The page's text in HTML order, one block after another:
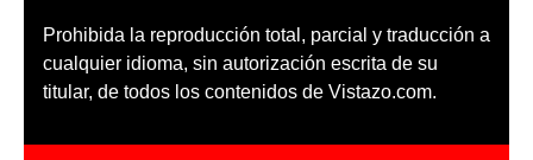
Prohibida la reproducción total, parcial y traducción a
cualquier idioma, sin autorización escrita de su
titular, de todos los contenidos de Vistazo.com.